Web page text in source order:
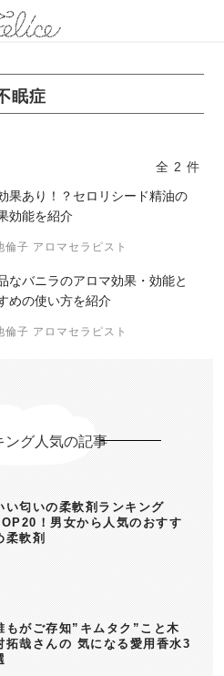
眠症
全 2 件
果あり！？セロリシード精油の
効能を紹介
倫子 アロマセラピスト
なバニラのアロマ効果・効能と
めの使い方を紹介
倫子 アロマセラピスト
ング人気の記事
い匂いの柔軟剤ランキング
！男女から人気のおすす
柔軟剤
もがご存知”キムタク”こと木
拓哉さんの 気になる愛用香水3